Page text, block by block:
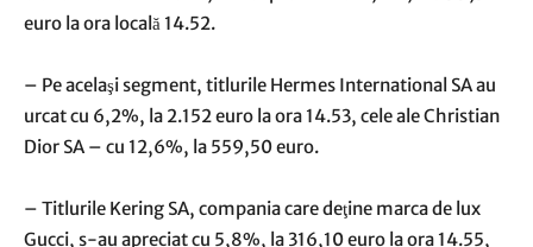
euro la ora locală 14.52.
– Pe acelaşi segment, titlurile Hermes International SA au
urcat cu 6,2%, la 2.152 euro la ora 14.53, cele ale Christian
Dior SA – cu 12,6%, la 559,50 euro.
– Titlurile Kering SA, compania care deţine marca de lux
Gucci, s-au apreciat cu 5,8%, la 316,10 euro la ora 14.55,